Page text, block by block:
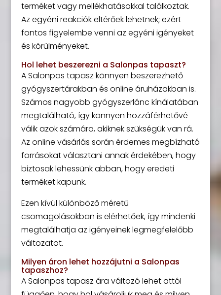
terméket vagy mellékhatásokkal találkoztak.
Az egyéni reakciók eltérőek lehetnek; ezért
fontos figyelembe venni az egyéni igényeket
és körülményeket.
Hol lehet beszerezni a Salonpas tapaszt?
A Salonpas tapasz könnyen beszerezhető
gyógyszertárakban és online áruházakban is.
Számos nagyobb gyógyszerlánc kínálatában
megtalálható, így könnyen hozzáférhetővé
válik azok számára, akiknek szükségük van rá.
Az online vásárlás során érdemes megbízható
forrásokat választani annak érdekében, hogy
biztosak lehessünk abban, hogy eredeti
terméket kapunk.
Ezen kívül különböző méretű
csomagolásokban is elérhetőek, így mindenki
megtalálhatja az igényeinek legmegfelelőbb
változatot.
Milyen áron lehet hozzájutni a Salonpas
tapaszhoz?
A Salonpas tapasz ára változó lehet attól